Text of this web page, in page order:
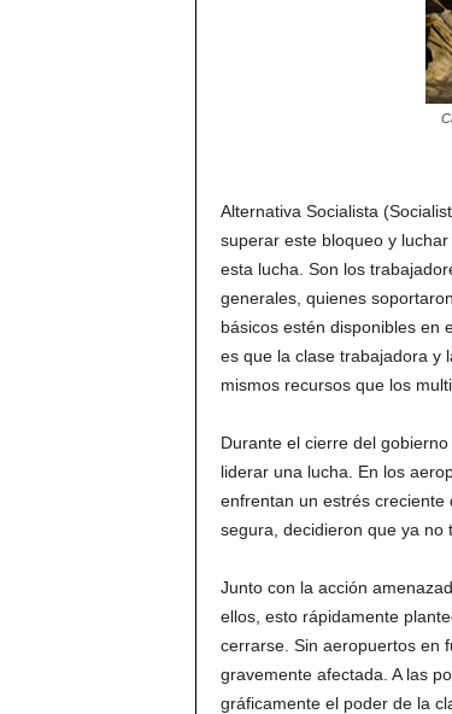
Alternativa Socialista
superar este bloqueo y
esta lucha. Son los
generales, quienes
básicos estén disponibles en
es que la clase trabajadora y
mismos recursos que los
Durante el cierre del
liderar una lucha. En los
enfrentan un estrés
segura, decidieron que ya no
Junto con la acción
ellos, esto rápidamente
cerrarse. Sin aeropuertos en
gravemente afectada. A las
gráficamente el poder de la